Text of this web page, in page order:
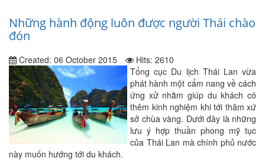
Những hành động luôn được người Thái chào
đón
Created: 06 October 2015
Hits: 2610
Tổng cục Du lịch Thái Lan vừa
phát hành một cẩm nang về cách
ứng xử nhằm giúp du khách có
thêm kinh nghiệm khi tới thăm xứ
sở chùa vàng. Dưới đây là những
lưu ý hợp thuần phong mỹ tục
của Thái Lan mà chính phủ nước
này muốn hướng tới du khách.